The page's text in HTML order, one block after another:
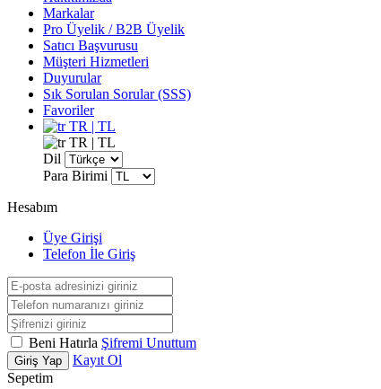
Markalar
Pro Üyelik / B2B Üyelik
Satıcı Başvurusu
Müşteri Hizmetleri
Duyurular
Sık Sorulan Sorular (SSS)
Favoriler
TR | TL
TR | TL
Dil
Para Birimi
Hesabım
Üye Girişi
Telefon İle Giriş
Beni Hatırla Şifremi Unuttum
Giriş Yap
Kayıt Ol
Sepetim